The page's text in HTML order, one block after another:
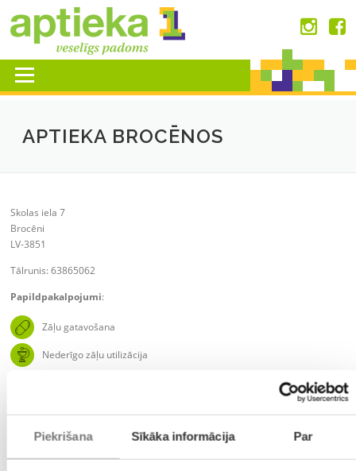
Piekrišana Sīkāka informācija Par
content
Menu
APTIEKA BROCĒNOS
Skolas iela 7
Brocēni
LV-3851
Tālrunis: 63865062
Papildpakalpojumi:
Zāļu gatavošana
Nederīgo zāļu utilizācija
Darba laiks:
Pirmdiena: 9:00 - 18:00
Otrdiena: 9:00 - 18:00